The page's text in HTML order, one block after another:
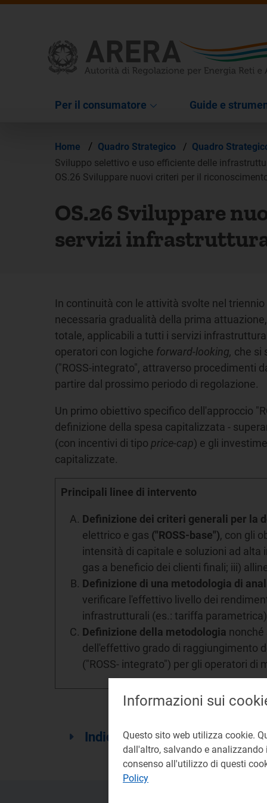
Per il consumatore Guide e
Home / Quadro Strategico / Quadro
Sviluppo selettivo e uso efficiente delle
OS.26 Sviluppare nuovi criteri per il
OS.26 Sviluppare
servizi
In continuità con le attività svolte nel
necessaria gradualità della prima
totale, applicabili a tutti i servizi
operatori con logiche forward-looking, che si
("ROSS-integrato", attraverso procedimenti
partire dal prossimo periodo di regolazione.
Un primo obiettivo specifico dell'approccio
definizione della spesa capitalizzata -
(con incentivi di tipo price-cap) e gli
capitalizzate.
Principali linee di intervento
Definizione dei criteri generali per la
elettrico e gas ("ROSS-base"), con gli
intensità di capitale e soluzioni ad
gas a beneficio dei clienti finali; iii)
Definizione di una metodologia di
verificare l'effettivo livello dei
infrastrutturali (es.: tariffa
Definizione della metodologia
dell'effettivo grado di raggiungimento
("ROSS- integrato") per gli operatori di
Indice
Informazioni sui
Questo sito web utilizza cookie.
dall'altro, salvando e
consenso all'utilizzo di questi
Policy